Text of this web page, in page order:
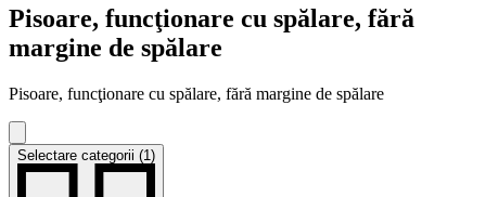
Pisoare, funcţionare cu spălare, fără
margine de spălare
Pisoare, funcţionare cu spălare, fără margine de spălare
Selectare categorii (1)